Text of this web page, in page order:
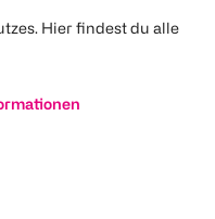
Hier findest du alle